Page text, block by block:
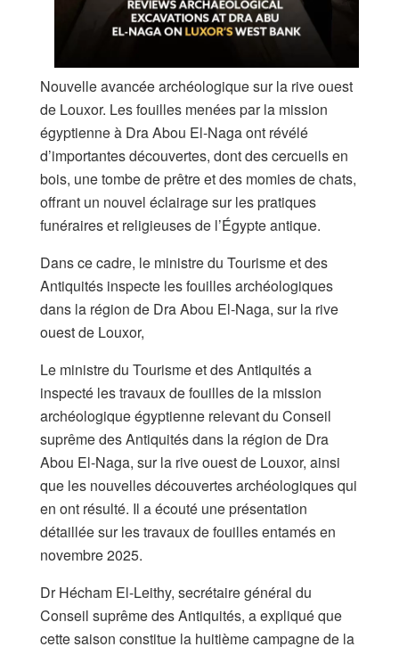
Nouvelle avancée archéologique sur la rive ouest
de Louxor. Les fouilles menées par la mission
égyptienne à Dra Abou El-Naga ont révélé
d’importantes découvertes, dont des cercueils en
bois, une tombe de prêtre et des momies de chats,
offrant un nouvel éclairage sur les pratiques
funéraires et religieuses de l’Égypte antique.
Dans ce cadre, le ministre du Tourisme et des
Antiquités inspecte les fouilles archéologiques
dans la région de Dra Abou El-Naga, sur la rive
ouest de Louxor,
Le ministre du Tourisme et des Antiquités a
inspecté les travaux de fouilles de la mission
archéologique égyptienne relevant du Conseil
suprême des Antiquités dans la région de Dra
Abou El-Naga, sur la rive ouest de Louxor, ainsi
que les nouvelles découvertes archéologiques qui
en ont résulté. Il a écouté une présentation
détaillée sur les travaux de fouilles entamés en
novembre 2025.
Dr Hécham El-Leithy, secrétaire général du
Conseil suprême des Antiquités, a expliqué que
cette saison constitue la huitième campagne de la